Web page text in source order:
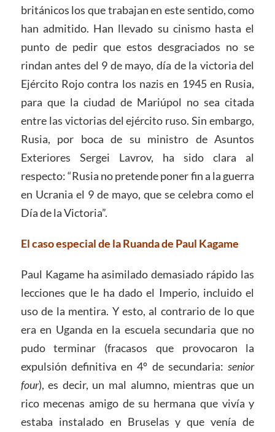
británicos los que trabajan en este sentido, como
han admitido. Han llevado su cinismo hasta el
punto de pedir que estos desgraciados no se
rindan antes del 9 de mayo, día de la victoria del
Ejército Rojo contra los nazis en 1945 en Rusia,
para que la ciudad de Mariúpol no sea citada
entre las victorias del ejército ruso. Sin embargo,
Rusia, por boca de su ministro de Asuntos
Exteriores Sergei Lavrov, ha sido clara al
respecto: “Rusia no pretende poner fin a la guerra
en Ucrania el 9 de mayo, que se celebra como el
Día de la Victoria”.
El caso especial de la Ruanda de Paul Kagame
Paul Kagame ha asimilado demasiado rápido las
lecciones que le ha dado el Imperio, incluido el
uso de la mentira. Y esto, al contrario de lo que
era en Uganda en la escuela secundaria que no
pudo terminar (fracasos que provocaron la
expulsión definitiva en 4º de secundaria:senior
four), es decir, un mal alumno, mientras que un
rico mecenas amigo de su hermana que vivía y
estaba instalado en Bruselas y que venía de